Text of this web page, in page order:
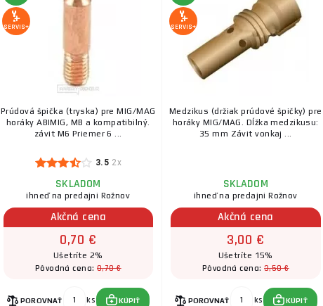
Pre horáky 15 AK. (Čierny)
Plynová hubice BINZEL závit M16, NW 16 - kónická - délka 69 mm
Plynová hubica pre MIG/MAG horáky ABIMIG 300 (T), ABIMIG 350 (T),
ABIMIG AT 305 LW a ABIMIG AT 355 LW.Technické parametr ...
Hubice pre MIG/MAG horáky MB25
TRYSKA PROUDOVÁ M8-1.0 d=30mm CuCrZr German
závit M6 Dĺžka 30mm Materiál: Germany CuCrZr
SERVIS+
Prúdová špička (tryska) pre MIG/MAG
horáky ABIMIG, MB a kompatibilný.
závit M6 Priemer 6 ...
3.5 2x
SKLADOM
ihneď na predajni Rožnov
Akčná cena
0,70 €
Ušetríte 2%
Pôvodná cena:0,70 €
POROVNAŤ ks KÚPIŤ
SERVIS+
Medzikus (držiak prúdové špičky) pre
horáky MIG/MAG. Dĺžka medzikusu:
35 mm Závit vonkaj ...
SKLADOM
ihneď na predajni Rožnov
Akčná cena
3,00 €
Ušetríte 15%
Pôvodná cena:3,50 €
POROVNAŤ ks KÚPIŤ